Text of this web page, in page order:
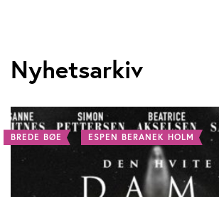
Nyhetsarkiv
BREDE BØE ESPEN BERANEK HOLM